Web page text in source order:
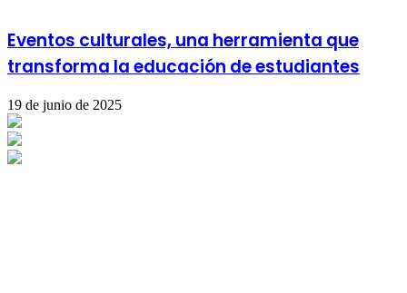
Eventos culturales, una herramienta que
transforma la educación de estudiantes
19 de junio de 2025